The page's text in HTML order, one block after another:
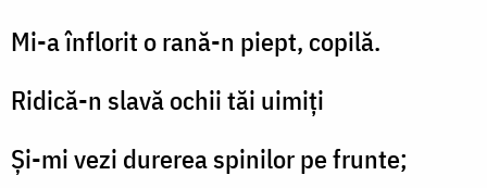
Mi-a înflorit o rană-n piept, copilă.
Ridică-n slavă ochii tăi uimiți
Și-mi vezi durerea spinilor pe frunte;